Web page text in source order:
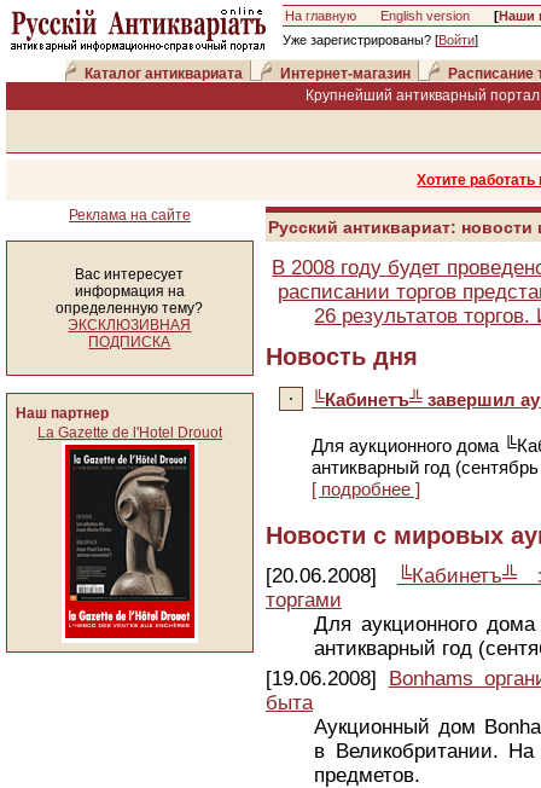
На главную English version [Наши
Уже зарегистрированы? [Войти]
Каталог антиквариата Интернет-магазин
Расписание
Крупнейший антикварный
Хотите
Реклама на сайте
Вас интересует
информация на
определенную тему?
ЭКСКЛЮЗИВНАЯ
ПОДПИСКА
Наш партнер
La Gazette de l'Hotel Drouot
Русский антиквариат:
В 2008 году будет
расписании торгов
26 результатов
Новость дня
╚Кабинетъ╩ завершил
Для аукционного дома
антикварный год
[ подробнее ]
Новости с мировых
[20.06.2008]
╚Кабинетъ╩
торгами
Для аукционного
антикварный год
[19.06.2008]
Bonhams
быта
Аукционный дом
в Великобритании. На
предметов.